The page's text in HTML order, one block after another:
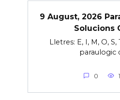
9 August, 2026
Solucions
Lletres: E, I, M, O,
paraulogic
0